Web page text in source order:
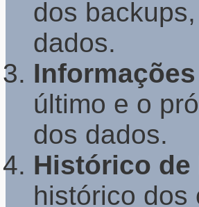
dos
dados.
último e o
dos dados.
Histórico de
histórico dos